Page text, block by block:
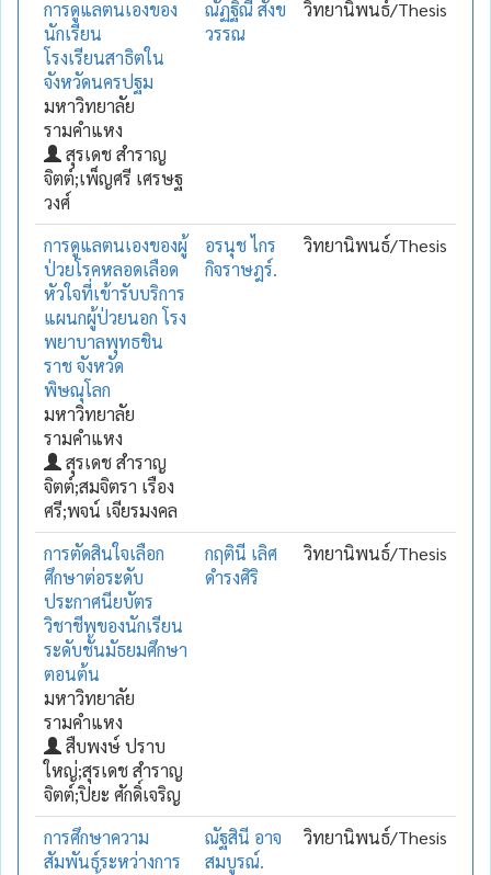
การดูแลตนเองของ
นักเรียน
โรงเรียนสาธิตใน
จังหวัดนครปฐม
มหาวิทยาลัย
รามคำแหง
สุรเดช สำราญ
จิตต์;เพ็ญศรี เศรษฐ
วงศ์
ณัฏฐิณี สังข
วรรณ
วิทยานิพนธ์/Thesis
การดูแลตนเองของผู้
ป่วยโรคหลอดเลือด
หัวใจที่เข้ารับบริการ
แผนกผู้ป่วยนอก โรง
พยาบาลพุทธชิน
ราช จังหวัด
พิษณุโลก
มหาวิทยาลัย
รามคำแหง
สุรเดช สำราญ
จิตต์;สมจิตรา เรือง
ศรี;พจน์ เจียรมงคล
อรนุช ไกร
กิจราษฎร์.
วิทยานิพนธ์/Thesis
การตัดสินใจเลือก
ศึกษาต่อระดับ
ประกาศนียบัตร
วิชาชีพของนักเรียน
ระดับชั้นมัธยมศึกษา
ตอนต้น
มหาวิทยาลัย
รามคำแหง
สืบพงษ์ ปราบ
ใหญ่;สุรเดช สำราญ
จิตต์;ปิยะ ศักดิ์เจริญ
กฤตินี เลิศ
ดำรงศิริ
วิทยานิพนธ์/Thesis
การศึกษาความ
สัมพันธ์ระหว่างการ
ณัฐสินี อาจ
สมบูรณ์.
วิทยานิพนธ์/Thesis